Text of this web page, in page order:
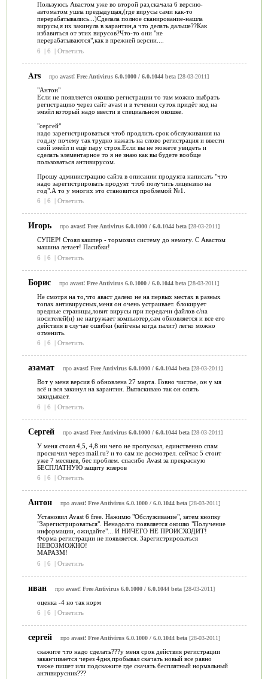
Пользуюсь Авастом уже во второй раз,скачала 6 версию-
автоматом ушла предыдущая,(где вирусы сами как-то
перерабатывались...)Сделала полное сканирование-нашла
вирусы,я их закинула в карантин,а что делать дальше??Как
избавиться от этих вирусов?Что-то они "не
перерабатываются",как в прежней версии....
6
| 6 | Ответить
Ars про avast! Free Antivirus 6.0.1000 / 6.0.1044 beta[28-03-2011]
"Антон"
Если не появляется окошко регистрации то там можно выбрать
регистрацию через сайт avast и в течении суток придёт код на
эмэйл который надо ввести в специальном окошке.
"сергей"
надо зарегистрироваться чтоб продлить срок обслуживания на
год,ну почему так трудно нажать на слово регистрация и ввести
свой эмейл и ещё пару строк.Если вы не можете увидеть и
сделать элементарное то я не знаю как вы будете вообще
пользоваться антивирусом.
Прошу администрацию сайта в описании продукта написать "что
надо зарегистрировать продукт чтоб получить лицензию на
год".А то у многих это становится проблемой №1.
6
| 6 | Ответить
Игорь про avast! Free Antivirus 6.0.1000 / 6.0.1044 beta[28-03-2011]
СУПЕР! Стоял кашпер - тормозил систему до немогу. С Авастом
машина летает! Пасибки!
6
| 6 | Ответить
Борис про avast! Free Antivirus 6.0.1000 / 6.0.1044 beta[28-03-2011]
Не смотря на то,что аваст далеко не на первых местах в разных
топах антивирусных,меня он очень устраивает. блокирует
вредные страницы,ловит вирусы при передачи файлов с/на
носителей(и) не нагружает компьютер,сам обновляется и все его
действия в случае ошибки (кейгены когда палит) легко можно
отменить.
6
| 6 | Ответить
азамат про avast! Free Antivirus 6.0.1000 / 6.0.1044 beta[28-03-2011]
Вот у меня версия 6 обновлена 27 марта. Говно чистое, он у мя
всё и вся закинул на карантин. Вытаскиваю так он опять
закидывает.
6
| 6 | Ответить
Сергей про avast! Free Antivirus 6.0.1000 / 6.0.1044 beta[28-03-2011]
У меня стоял 4,5, 4,8 ни чего не пропускал, единственно спам
проскочил через mail.ru? и то сам не досмотрел. сейчас 5 стоит
уже 7 месяцев, бес проблем. спасибо Avast за прекрасную
БЕСПЛАТНУЮ защиту юзеров
6
| 6 | Ответить
Антон про avast! Free Antivirus 6.0.1000 / 6.0.1044 beta[28-03-2011]
Установил Avast 6 free. Нажимю "Обслуживание", затем кнопку
"Зарегистрироваться". Ненадолго появляется окошко "Получение
информации, ожидайте"... И НИЧЕГО НЕ ПРОИСХОДИТ!
Форма регистрации не появляется. Зарегистрироваться
НЕВОЗМОЖНО!
МАРАЗМ!
6
| 6 | Ответить
иван про avast! Free Antivirus 6.0.1000 / 6.0.1044 beta[28-03-2011]
оценка -4 но так норм
6
| 6 | Ответить
сергей про avast! Free Antivirus 6.0.1000 / 6.0.1044 beta[28-03-2011]
скажите что надо сделать???у меня срок действия регистрации
заканчивается через 4дня,пробывал скачать новый все равно
также пишет или подскажите где скачать бесплатный нормальный
антивирусник???